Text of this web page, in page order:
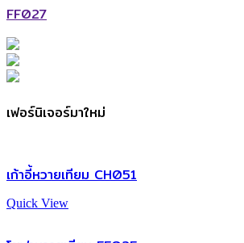
FF027
เฟอร์นิเจอร์มาใหม่
เก้าอี้หวายเทียม CH051
Quick View